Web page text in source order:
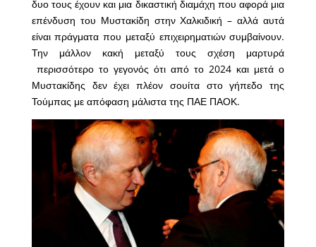
δυο τους έχουν και μια δικαστική διαμάχη που αφορά μια
επένδυση του Μυστακίδη στην Χαλκιδική – αλλά αυτά
είναι πράγματα που μεταξύ επιχειρηματιών συμβαίνουν.
Την μάλλον κακή μεταξύ τους σχέση μαρτυρά
περισσότερο το γεγονός ότι από το 2024 και μετά ο
Μυστακίδης δεν έχει πλέον σουίτα στο γήπεδο της
Τούμπας με απόφαση μάλιστα της ΠΑΕ ΠΑΟΚ.